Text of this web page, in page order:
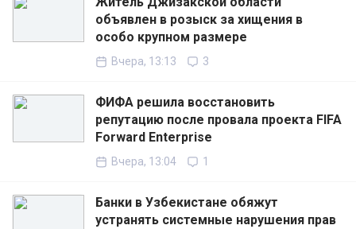
объявлен в розыск за хищения в
особо крупном размере
Вчера, 13:13 3
ФИФА решила восстановить
репутацию после провала проекта FIFA
Forward Enterprise
Вчера, 13:04 1
Банки в Узбекистане обяжут
устранять системные нарушения прав